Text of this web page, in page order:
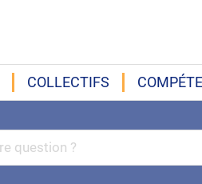
COLLECTIFS